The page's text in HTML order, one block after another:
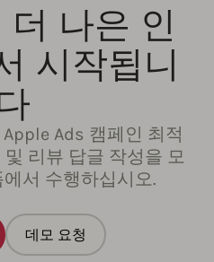
나은 인
시작됩니
Ads 캠페인 최적
리뷰 답글 작성을 모
서 수행하십시오.
데모 요청